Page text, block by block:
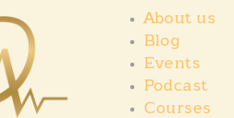
About us
Blog
Events
Podcast
Courses